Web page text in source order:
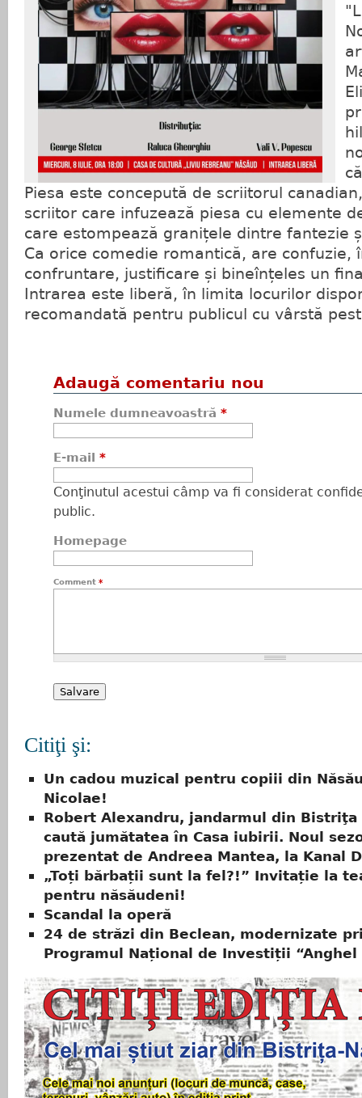
Piesa este concepută de scriitorul
scriitor care infuzează piesa cu elemente
care estompează granițele dintre fantezie
Ca orice comedie romantică, are confuzie,
confruntare, justificare și bineînțeles un
Intrarea este liberă, în limita locurilor
recomandată pentru publicul cu vârstă
Adaugă comentariu nou
Numele dumneavoastră *
E-mail *
Conţinutul acestui câmp va fi considerat
public.
Homepage
Comment *
Citiţi şi:
Un cadou muzical pentru copiii din
Nicolae!
Robert Alexandru, jandarmul din Bistriţa
caută jumătatea în Casa iubirii. Noul
prezentat de Andreea Mantea, la Kanal D
„Toți bărbații sunt la fel?!” Invitație la
pentru năsăudeni!
Scandal la operă
24 de străzi din Beclean, modernizate
Programul Național de Investiții “Anghel